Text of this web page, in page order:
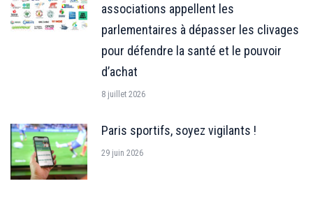
associations appellent les
parlementaires à dépasser les clivages
pour défendre la santé et le pouvoir
d’achat
8 juillet 2026
Paris sportifs, soyez vigilants !
29 juin 2026